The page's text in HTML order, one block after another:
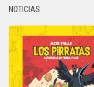
NOTICIAS